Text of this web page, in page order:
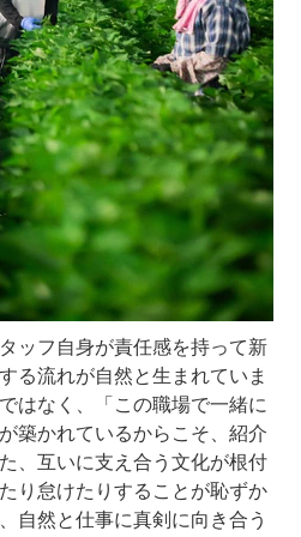
ッフ自身が責任感を持って新
る流れが自然と生まれていま
はなく、「この職場で一緒に
築かれているからこそ、紹介
、互いに支え合う文化が根付
り怠けたりすることが恥ずか
自然と仕事に真剣に向き合う